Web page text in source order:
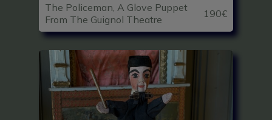
The Policeman, A Glove Puppet
From The Guignol Theatre
190€